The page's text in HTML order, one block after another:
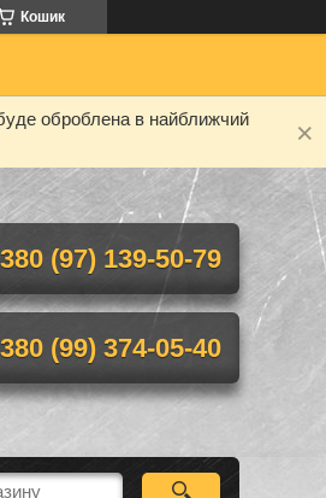
Кошик
оброблена в найближчий
(97) 139-50-79
(99) 374-05-40